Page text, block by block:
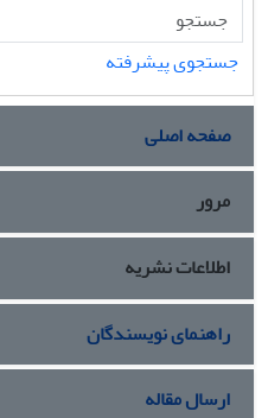
جستجوی پیشرفته
صفحه اصلی
مرور
اطلاعات نشریه
راهنمای نویسندگان
ارسال مقاله